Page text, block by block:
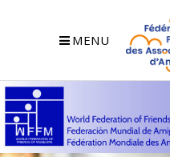
MENU